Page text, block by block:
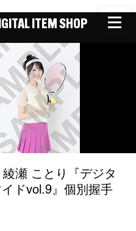
ITEM SHOP
瀬 ことり『デジタ
ドvol.9』個別握手